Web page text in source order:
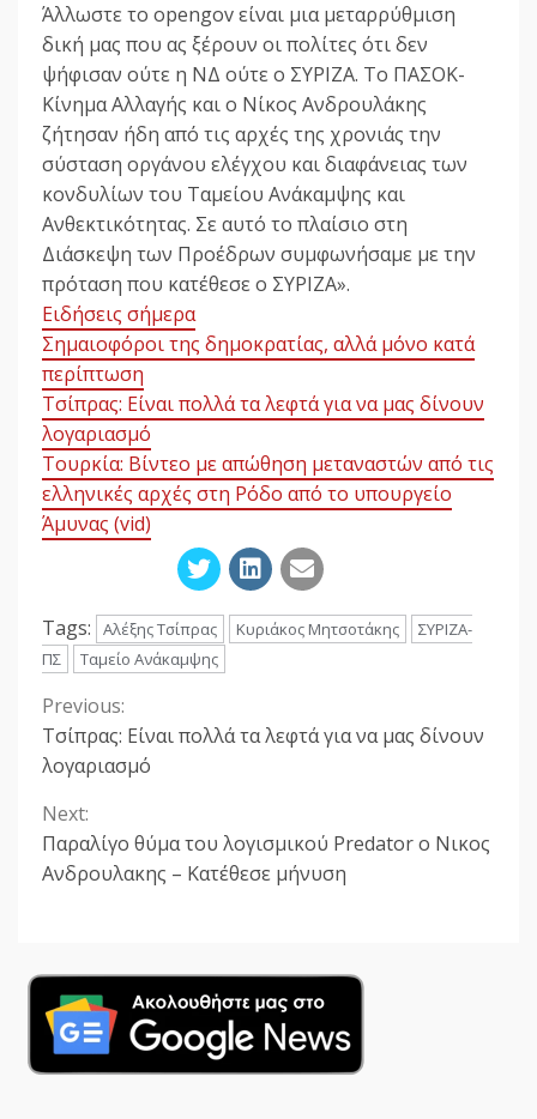
Άλλωστε το opengov είναι μια μεταρρύθμιση
δική μας που ας ξέρουν οι πολίτες ότι δεν
ψήφισαν ούτε η ΝΔ ούτε ο ΣΥΡΙΖΑ. Το ΠΑΣΟΚ-
Κίνημα Αλλαγής και ο Νίκος Ανδρουλάκης
ζήτησαν ήδη από τις αρχές της χρονιάς την
σύσταση οργάνου ελέγχου και διαφάνειας των
κονδυλίων του Ταμείου Ανάκαμψης και
Ανθεκτικότητας. Σε αυτό το πλαίσιο στη
Διάσκεψη των Προέδρων συμφωνήσαμε με την
πρόταση που κατέθεσε ο ΣΥΡΙΖΑ».
Ειδήσεις σήμερα
Σημαιοφόροι της δημοκρατίας, αλλά μόνο κατά
περίπτωση
Τσίπρας: Είναι πολλά τα λεφτά για να μας δίνουν
λογαριασμό
Τουρκία: Βίντεο με απώθηση μεταναστών από τις
ελληνικές αρχές στη Ρόδο από το υπουργείο
Άμυνας (vid)
Tags: Αλέξης Τσίπρας Κυριάκος Μητσοτάκης
ΣΥΡΙΖΑ-
ΠΣ
Ταμείο Ανάκαμψης
Continue
Reading
Previous:
Τσίπρας: Είναι πολλά τα λεφτά για να μας δίνουν
λογαριασμό
Next:
Παραλίγο θύμα του λογισμικού Predator ο Νικος
Ανδρουλακης – Κατέθεσε μήνυση